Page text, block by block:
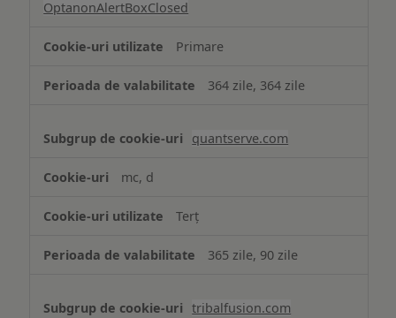
OptanonAlertBoxClosed
Primare
364 zile, 364 zile
quantserve.com
mc, d
Terț
365 zile, 90 zile
tribalfusion.com